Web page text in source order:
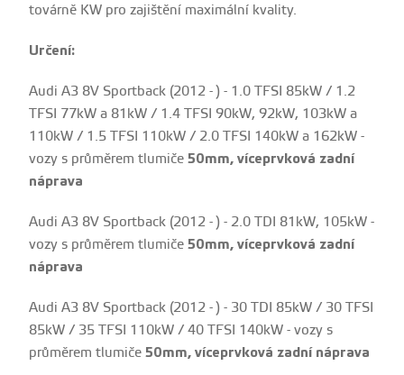
továrně KW pro zajištění maximální kvality.
Určení:
Audi A3 8V Sportback (2012 - ) - 1.0 TFSI 85kW / 1.2
TFSI 77kW a 81kW / 1.4 TFSI 90kW, 92kW, 103kW a
110kW / 1.5 TFSI 110kW / 2.0 TFSI 140kW a 162kW -
vozy s průměrem tlumiče50mm, víceprvková zadní
náprava
Audi A3 8V Sportback (2012 - ) - 2.0 TDI 81kW, 105kW -
vozy s průměrem tlumiče50mm,víceprvková zadní
náprava
Audi A3 8V Sportback (2012 - ) - 30 TDI 85kW / 30 TFSI
85kW / 35 TFSI 110kW / 40 TFSI 140kW - vozy s
průměrem tlumiče50mm,víceprvková zadní náprava